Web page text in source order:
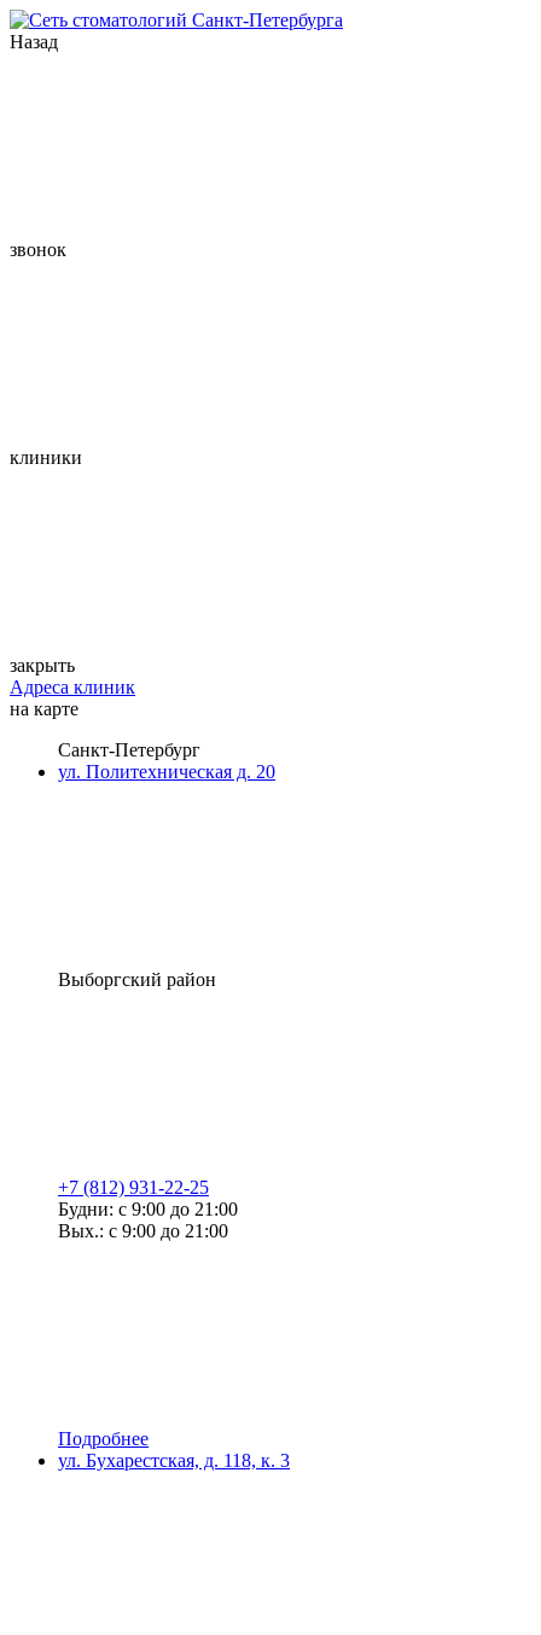
Назад
звонок
клиники
закрыть
Адреса клиник
на карте
Санкт-Петербург
ул. Политехническая д. 20
Выборгский район
+7 (812) 931-22-25
Будни: с 9:00 до 21:00
Вых.: с 9:00 до 21:00
Подробнее
ул. Бухарестская, д. 118, к. 3